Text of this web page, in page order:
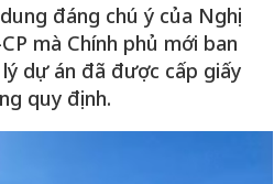
đáng chú ý của Nghị
mà Chính phủ mới ban
dự án đã được cấp giấy
quy định.